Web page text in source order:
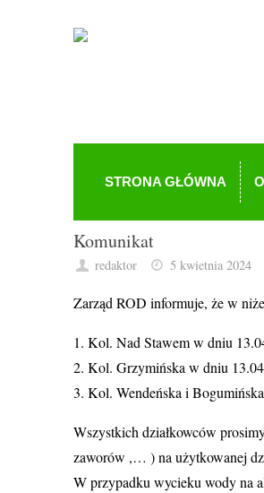
STRONA GŁÓWNA
Komunikat
redaktor 5 kwietnia 2024
Zarząd ROD informuje, że w
1. Kol. Nad Stawem w dniu
2. Kol. Grzymińska w dniu
3. Kol. Wendeńska i
Wszystkich działkowców
zaworów ,… ) na użytkowanej
W przypadku wycieku wody na